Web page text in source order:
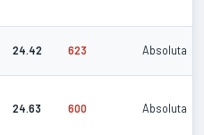
24.42 623 Absoluta
24.63 600 Absoluta